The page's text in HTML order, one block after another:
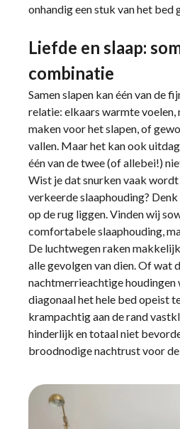
onhandig een stuk van het bed
Liefde en slaap:
combinatie
Samen slapen kan één van de
relatie: elkaars warmte voelen,
maken voor het slapen, of
vallen. Maar het kan ook
één van de twee (of allebei!)
Wist je dat snurken vaak
verkeerde slaaphouding?
op de rug liggen. Vinden wij
comfortabele slaaphouding,
De luchtwegen raken
alle gevolgen van dien. Of wat
nachtmerrieachtige houdingen
diagonaal het hele bed opeist
krampachtig aan de rand
hinderlijk en totaal niet
broodnodige nachtrust voor de